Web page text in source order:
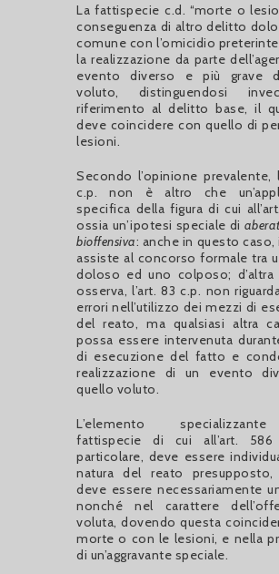
La fattispecie c.d. “morte o
conseguenza di altro delitto
comune con l’omicidio
la realizzazione da parte
evento diverso e più grave
voluto, distinguendosi
riferimento al delitto base, il
deve coincidere con quello di
lesioni.
Secondo l’opinione prevalente,
c.p. non è altro che
specifica della figura di cui
ossia un’ipotesi speciale di
bioffensiva: anche in questo
assiste al concorso formale tra
doloso ed uno colposo; d’altra
osserva, l’art. 83 c.p. non
errori nell’utilizzo dei mezzi di
del reato, ma qualsiasi altra
possa essere intervenuta
di esecuzione del fatto e
realizzazione di un evento
quello voluto.
L’elemento
fattispecie di cui all’art.
particolare, deve essere
natura del reato
deve essere necessariamente
nonché nel carattere
voluta, dovendo questa
morte o con le lesioni, e nella
di un’aggravante speciale.